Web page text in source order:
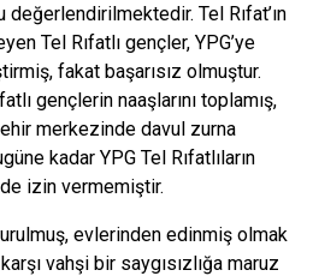
Tel Rıfat’ın
Tel Rıfatlı gençler, YPG’ye
fakat başarısız olmuştur.
gençlerin naaşlarını toplamış,
merkezinde davul zurna
kadar YPG Tel Rıfatlıların
izin vermemiştir.
evlerinden edinmiş olmak
vahşi bir saygısızlığa maruz